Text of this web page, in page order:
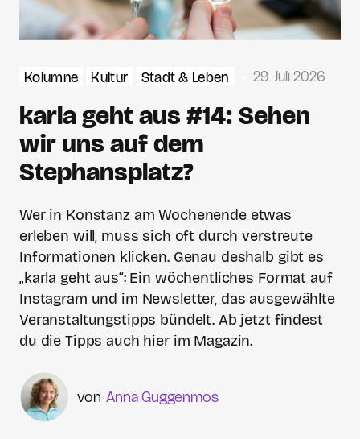
Kolumne Kultur Stadt & Leben 29. Juli 2026
karla geht aus #14: Sehen
wir uns auf dem
Stephansplatz?
Wer in Konstanz am Wochenende etwas
erleben will, muss sich oft durch verstreute
Informationen klicken. Genau deshalb gibt es
„karla geht aus“: Ein wöchentliches Format auf
Instagram und im Newsletter, das ausgewählte
Veranstaltungstipps bündelt. Ab jetzt findest
du die Tipps auch hier im Magazin.
Anna Guggenmos